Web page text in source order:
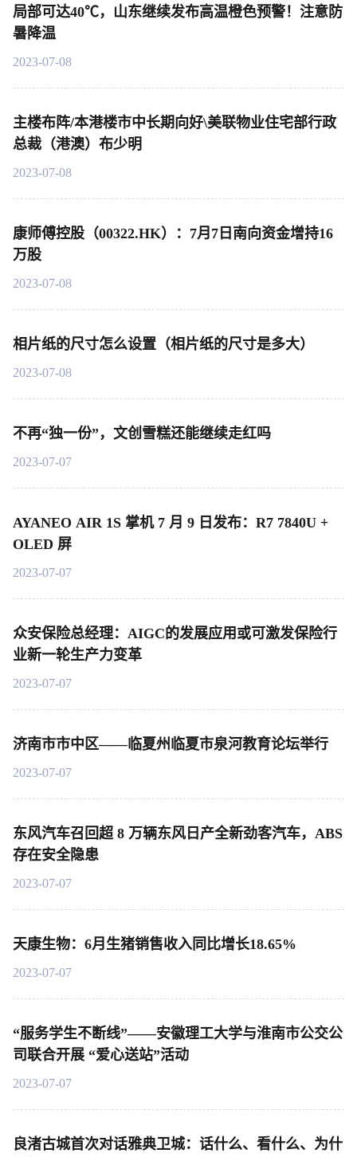
局部可达40℃，山东继续发布高温橙色预警！注意防
暑降温
2023-07-08
主楼布阵/本港楼市中长期向好\美联物业住宅部行政
总裁（港澳）布少明
2023-07-08
康师傅控股（00322.HK）：7月7日南向资金增持16
万股
2023-07-08
相片纸的尺寸怎么设置（相片纸的尺寸是多大）
2023-07-08
不再“独一份”，文创雪糕还能继续走红吗
2023-07-07
AYANEO AIR 1S 掌机 7 月 9 日发布：R7 7840U +
OLED 屏
2023-07-07
众安保险总经理：AIGC的发展应用或可激发保险行
业新一轮生产力变革
2023-07-07
济南市市中区——临夏州临夏市泉河教育论坛举行
2023-07-07
东风汽车召回超 8 万辆东风日产全新劲客汽车，ABS
存在安全隐患
2023-07-07
天康生物：6月生猪销售收入同比增长18.65%
2023-07-07
“服务学生不断线”——安徽理工大学与淮南市公交公
司联合开展 “爱心送站”活动
2023-07-07
良渚古城首次对话雅典卫城：话什么、看什么、为什